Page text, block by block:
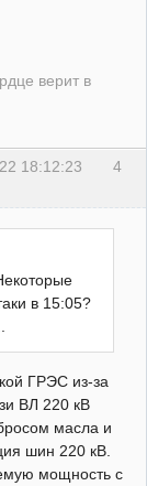
верит в
4
18:12:23
в 15:05?
ГРЭС из-за
ВЛ 220 кВ
масла и
шин 220 кВ.
мощность с